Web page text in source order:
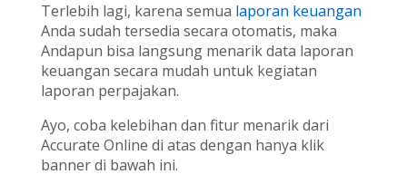
Terlebih lagi, karena semua laporan keuangan
Anda sudah tersedia secara otomatis, maka
Andapun bisa langsung menarik data laporan
keuangan secara mudah untuk kegiatan
laporan perpajakan.
Ayo, coba kelebihan dan fitur menarik dari
Accurate Online di atas dengan hanya klik
banner di bawah ini.